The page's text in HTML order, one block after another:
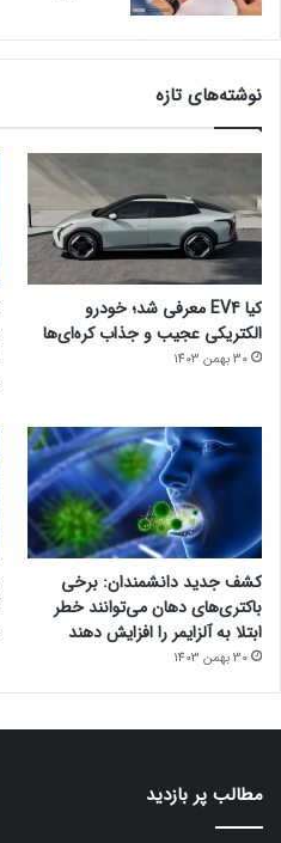
نوشته‌های تازه
کیا EV4 معرفی شد؛ خودرو
الکتریکی عجیب و جذاب کره‌ای‌ها
30 بهمن 1403
کشف جدید دانشمندان: برخی
باکتری‌های دهان می‌توانند خطر
ابتلا به آلزایمر را افزایش دهند
30 بهمن 1403
مطالب پر بازدید